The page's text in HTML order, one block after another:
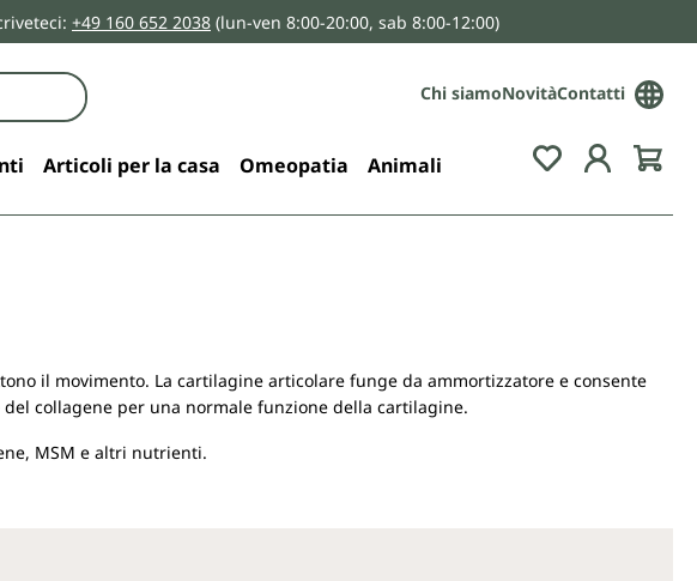
+49 160 652 2038 (lun-ven 8:00-20:00, sab 8:00-12:00)
Chi siamoNovitàContatti
Articoli per la casa Omeopatia Animali You have 0
il movimento. La cartilagine articolare funge da ammortizzatore e consente
collagene per una normale funzione della cartilagine.
MSM e altri nutrienti.